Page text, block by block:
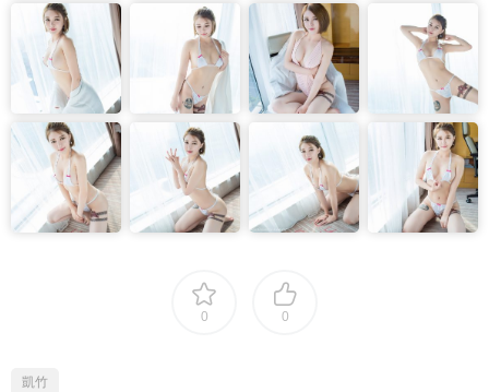
0 0
凱竹